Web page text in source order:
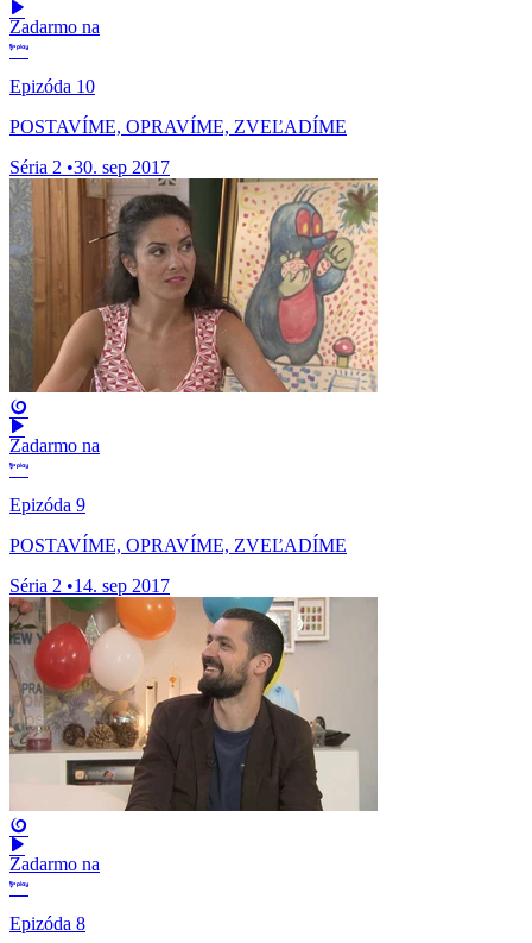
Zadarmo na
Epizóda 10
POSTAVÍME, OPRAVÍME, ZVEĽADÍME
Séria 2 •30. sep 2017
Zadarmo na
Epizóda 9
POSTAVÍME, OPRAVÍME, ZVEĽADÍME
Séria 2 •14. sep 2017
Zadarmo na
Epizóda 8